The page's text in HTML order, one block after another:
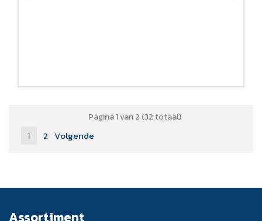
Pagina 1 van 2 (32 totaal)
1 2 Volgende